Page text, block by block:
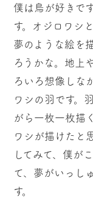
僕は鳥が好きで
す。オジロワシ
夢のような絵を
ろうかな。地上
ろいろ想像しな
ワシの羽です。
がら一枚一枚描
ワシが描けたと
してみて、僕が
て、夢がいっし
す。